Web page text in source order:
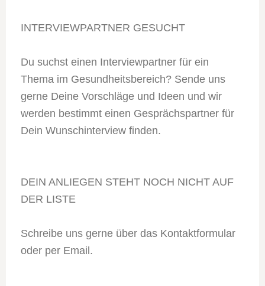
INTERVIEWPARTNER GESUCHT
Du suchst einen Interviewpartner für ein
Thema im Gesundheitsbereich? Sende uns
gerne Deine Vorschläge und Ideen und wir
werden bestimmt einen Gesprächspartner für
Dein Wunschinterview finden.
DEIN ANLIEGEN STEHT NOCH NICHT AUF
DER LISTE
Schreibe uns gerne über das Kontaktformular
oder per Email.